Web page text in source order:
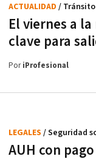
El viernes a
clave para
ACTUALIDAD / Tránsito
PoriProfesional
AUH con
LEGALES / Seguridad